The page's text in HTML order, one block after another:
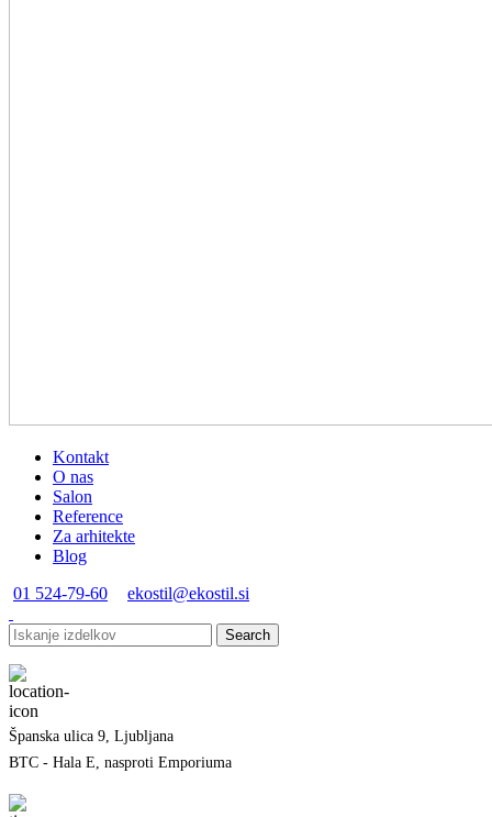
Kontakt
O nas
Salon
Reference
Za arhitekte
Blog
01 524-79-60
ekostil@ekostil.si
Search
Španska ulica 9, Ljubljana
BTC - Hala E, nasproti Emporiuma